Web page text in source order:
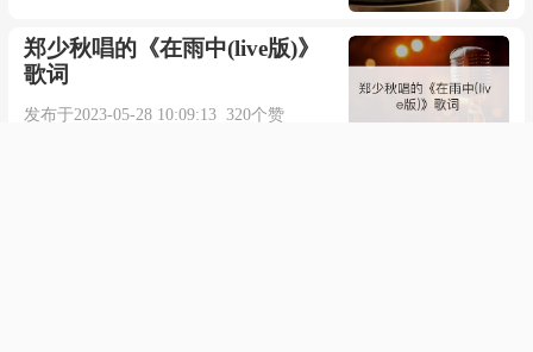
郑少秋唱的《在雨中(live版)》
歌词
发布于2023-05-28 10:09:13 320个赞